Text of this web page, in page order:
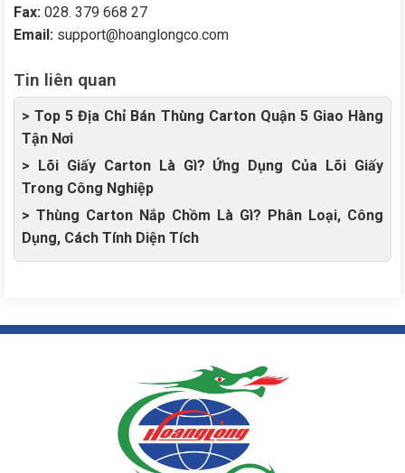
Fax: 028. 379 668 27
Email: support@hoanglongco.com
Tin liên quan
> Top 5 Địa Chỉ Bán Thùng Carton Quận 5 Giao Hàng
Tận Nơi
> Lõi Giấy Carton Là Gì? Ứng Dụng Của Lõi Giấy
Trong Công Nghiệp
> Thùng Carton Nắp Chồm Là Gì? Phân Loại, Công
Dụng, Cách Tính Diện Tích